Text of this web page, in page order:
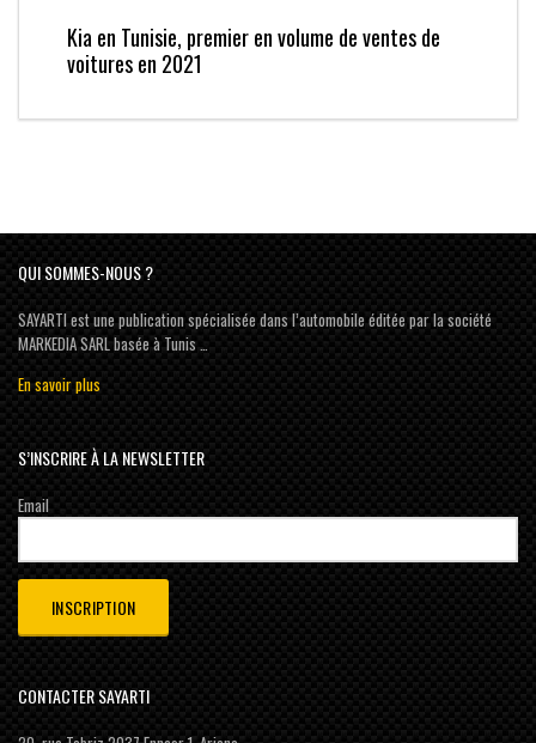
Kia en Tunisie, premier en volume de ventes de
voitures en 2021
QUI SOMMES-NOUS ?
SAYARTI est une publication spécialisée dans l’automobile éditée par la société
MARKEDIA SARL basée à Tunis …
En savoir plus
S’INSCRIRE À LA NEWSLETTER
Email
CONTACTER SAYARTI